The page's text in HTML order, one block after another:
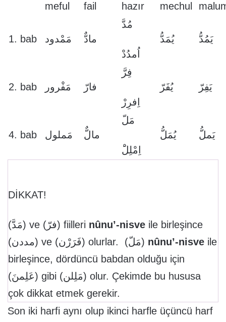
meful
fail
hazır
mechul
1. bab مَمْدود مادٌّ
مُدَّ
اُمدُدْ
يُمَدُّ يَمُدُّ
2. bab مَفْرور فارّ
فِرَّ
اِفرِرْ
يُفَرّ يَفِرّ
4. bab مَملول مالٌّ
مَلّ
اِمْلِلَْ
يُمَلُّ يَملُّ
DİKKAT!
(مَدَّ) ve (فرّ) fiilleri nûnu’-nisve ile birleşince
(مددن) ve (فَرَرْن) olurlar. (مَلّ) nûnu’-nisve ile
birleşince, dördüncü babdan olduğu için
(عَلِمنَ) gibi (مَلِلن) olur. Çekimde bu hususa
çok dikkat etmek gerekir.
Son iki harfi aynı olup ikinci harfle üçüncü harf